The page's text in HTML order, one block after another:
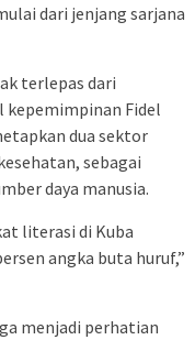
dari jenjang sarjana
terlepas dari
kepemimpinan Fidel
dua sektor
sebagai
daya manusia.
literasi di Kuba
angka buta huruf,”
menjadi perhatian